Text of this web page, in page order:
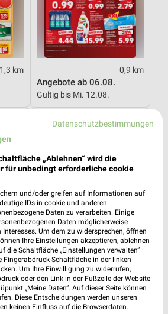
1,3 km 0,9 km
Angebote ab 06.08.
Gültig bis Mi. 12.08.
km
XXXLutz
21,6 km
Büro Spezial
Datenschutzbestimmungen
„Ablehnen“ wird die
für unbedingt erforderliche cookie
und/oder greifen auf Informationen auf
IDs in cookie und anderen
Daten zu verarbeiten. Einige
Daten möglicherweise
Um dem zu widersprechen, öffnen
Ihre Einstellungen akzeptieren, ablehnen
die Schaltfläche „Einstellungen verwalten“
Fingerabdruck-Schaltfläche in der linken
Um Ihre Einwilligung zu widerrufen,
oder den Link in der Fußzeile der Website
„Meine Daten“. Auf dieser Seite können
Diese Entscheidungen werden unseren
keinen Einfluss auf die Browserdaten.